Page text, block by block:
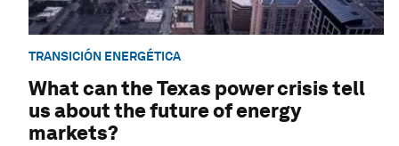
TRANSICIÓN ENERGÉTICA
What can the Texas power crisis tell
us about the future of energy
markets?